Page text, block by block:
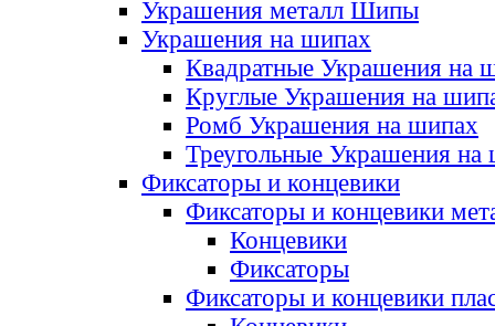
Украшения металл Шипы
Украшения на шипах
Квадратные Украшения на
Круглые Украшения на
Ромб Украшения на шипах
Треугольные Украшения на
Фиксаторы и концевики
Фиксаторы и концевики
Концевики
Фиксаторы
Фиксаторы и концевики